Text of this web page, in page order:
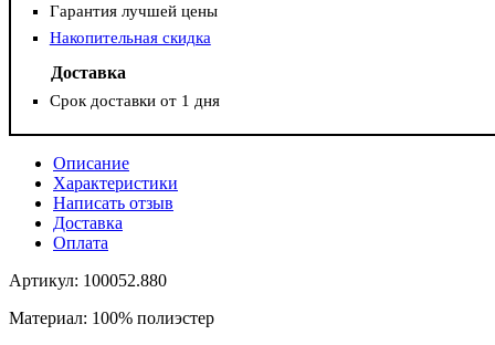
Гарантия лучшей цены
Накопительная скидка
Доставка
Срок доставки от 1 дня
Описание
Характеристики
Написать отзыв
Доставка
Оплата
Артикул: 100052.880
Материал: 100% полиэстер